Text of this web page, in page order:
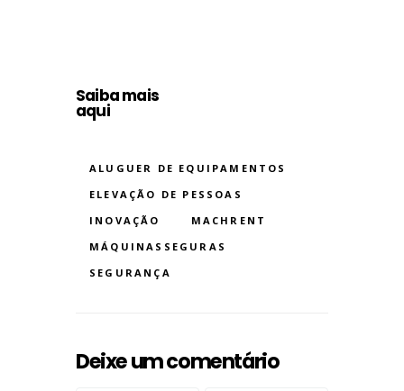
Saiba mais
aqui
ALUGUER DE EQUIPAMENTOS
ELEVAÇÃO DE PESSOAS
INOVAÇÃO
MACHRENT
MÁQUINASSEGURAS
SEGURANÇA
Deixe um comentário